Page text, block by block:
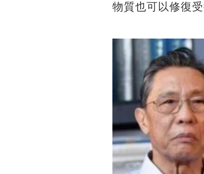
物質也可以修復